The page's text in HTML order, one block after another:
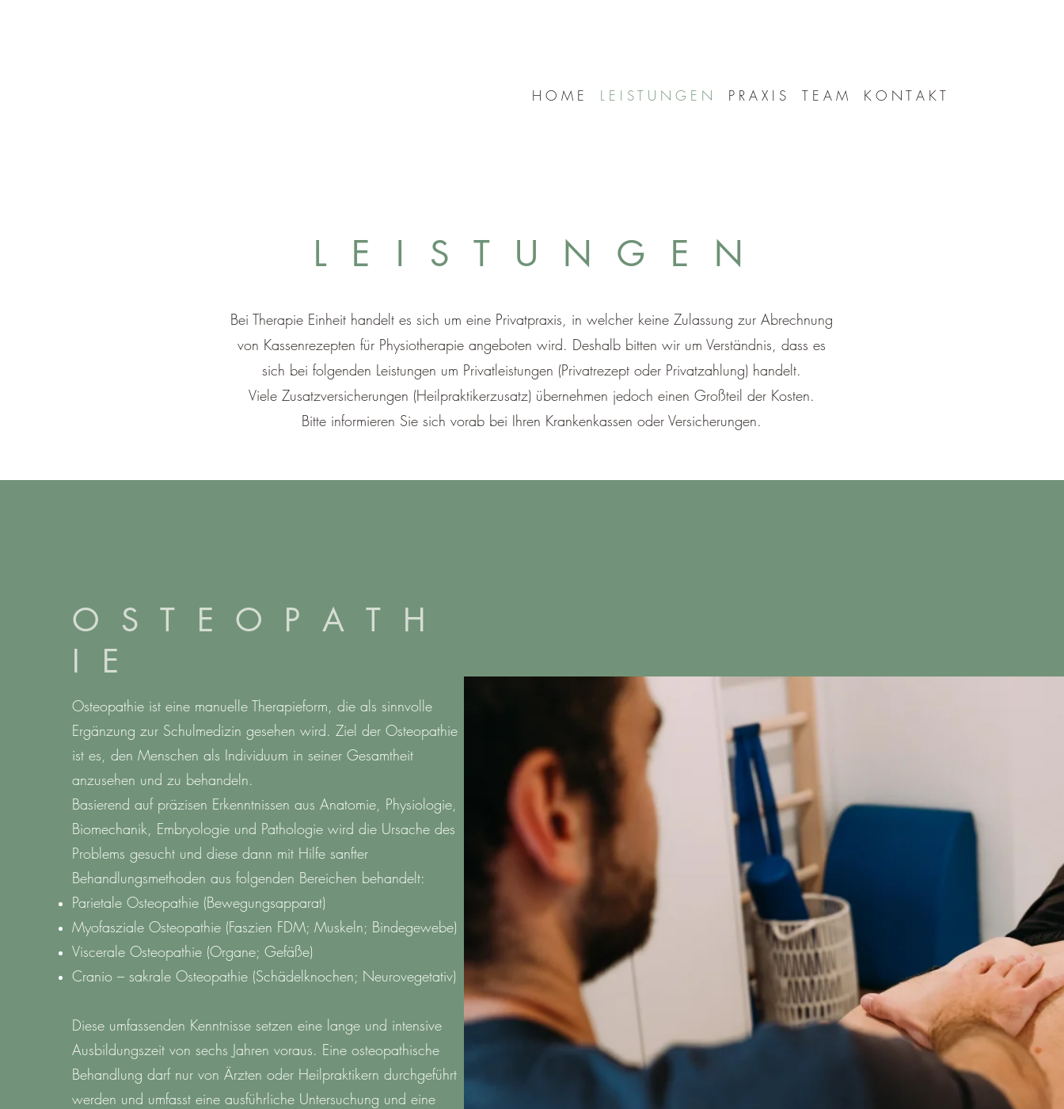
H O M E L E I S T U N G E N P R A X I S T E A M K O N T A K T
L E I S T U N G E N
Bei Therapie Einheit handelt es sich um eine Privatpraxis, in welcher keine Zulassung zur Abrechnung
von Kassenrezepten für Physiotherapie angeboten wird. Deshalb bitten wir um Verständnis, dass es
sich bei folgenden Leistungen um Privatleistungen (Privatrezept oder Privatzahlung) handelt.
Viele Zusatzversicherungen (Heilpraktikerzusatz) übernehmen jedoch einen Großteil der Kosten.
Bitte informieren Sie sich vorab bei Ihren Krankenkassen oder Versicherungen.
O S T E O P A T H
I E
Osteopathie ist eine manuelle Therapieform, die als sinnvolle
Ergänzung zur Schulmedizin gesehen wird. Ziel der Osteopathie
ist es, den Menschen als Individuum in seiner Gesamtheit
anzusehen und zu behandeln.
Basierend auf präzisen Erkenntnissen aus Anatomie, Physiologie,
Biomechanik, Embryologie und Pathologie wird die Ursache des
Problems gesucht und diese dann mit Hilfe sanfter
Behandlungsmethoden aus folgenden Bereichen behandelt:
Parietale Osteopathie (Bewegungsapparat)
Myofasziale Osteopathie (Faszien FDM; Muskeln; Bindegewebe)
Viscerale Osteopathie (Organe; Gefäße)
Cranio – sakrale Osteopathie (Schädelknochen; Neurovegetativ)
Diese umfassenden Kenntnisse setzen eine lange und intensive
Ausbildungszeit von sechs Jahren voraus. Eine osteopathische
Behandlung darf nur von Ärzten oder Heilpraktikern durchgeführt
werden und umfasst eine ausführliche Untersuchung und eine